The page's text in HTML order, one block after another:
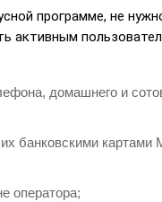
программе, не
активным
домашнего и
банковскими
оператора;